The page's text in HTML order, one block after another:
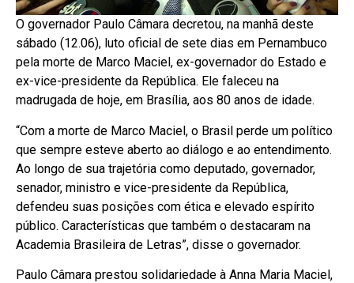
O governador Paulo Câmara decretou, na manhã deste
sábado (12.06), luto oficial de sete dias em Pernambuco
pela morte de Marco Maciel, ex-governador do Estado e
ex-vice-presidente da República. Ele faleceu na
madrugada de hoje, em Brasília, aos 80 anos de idade.
“Com a morte de Marco Maciel, o Brasil perde um político
que sempre esteve aberto ao diálogo e ao entendimento.
Ao longo de sua trajetória como deputado, governador,
senador, ministro e vice-presidente da República,
defendeu suas posições com ética e elevado espírito
público. Características que também o destacaram na
Academia Brasileira de Letras”, disse o governador.
Paulo Câmara prestou solidariedade à Anna Maria Maciel,